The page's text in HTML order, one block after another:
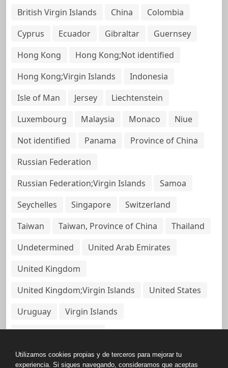
British Virgin Islands
China
Colombia
Cyprus
Ecuador Gibraltar
Guernsey
Hong Kong
Hong Kong;Not identified
Hong Kong;Virgin Islands
Indonesia
Isle of Man
Jersey
Liechtenstein
Luxembourg
Malaysia Monaco
Niue
Not identified
Panama
Province of China
Russian Federation
Russian Federation;Virgin Islands
Samoa
Seychelles
Singapore
Switzerland
Taiwan
Taiwan, Province of China
Thailand
Undetermined
United Arab Emirates
United Kingdom
United Kingdom;Virgin Islands
United States
Uruguay
Virgin Islands
Virgin Islands, British
Utilizamos cookies propias y de terceros para mejorar tu
experiencia. Si sigues navegando, consideramos que aceptas